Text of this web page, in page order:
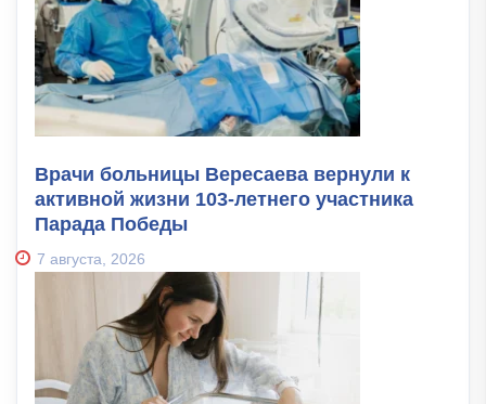
Врачи больницы Вересаева вернули к
активной жизни 103-летнего участника
Парада Победы
7 августа, 2026